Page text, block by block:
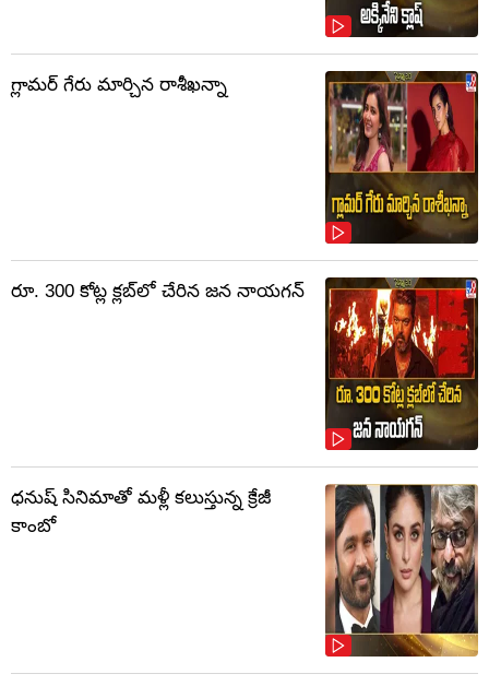
గ్లామర్ గేరు మార్చిన రాశీఖన్నా
రూ. 300 కోట్ల క్లబ్‌లో చేరిన జన నాయగన్
ధనుష్ సినిమాతో మళ్లీ కలుస్తున్న క్రేజీ
కాంబో